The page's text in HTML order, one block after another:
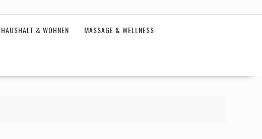
HAUSHALT & WOHNEN MASSAGE & WELLNESS